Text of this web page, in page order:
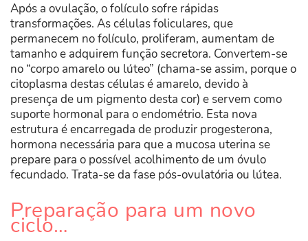
Após a ovulação, o folículo sofre rápidas
transformações. As células foliculares, que
permanecem no folículo, proliferam, aumentam de
tamanho e adquirem função secretora. Convertem-se
no “corpo amarelo ou lúteo” (chama-se assim, porque o
citoplasma destas células é amarelo, devido à
presença de um pigmento desta cor) e servem como
suporte hormonal para o endométrio. Esta nova
estrutura é encarregada de produzir progesterona,
hormona necessária para que a mucosa uterina se
prepare para o possível acolhimento de um óvulo
fecundado. Trata-se da fase pós-ovulatória ou lútea.
Preparação para um novo
ciclo…